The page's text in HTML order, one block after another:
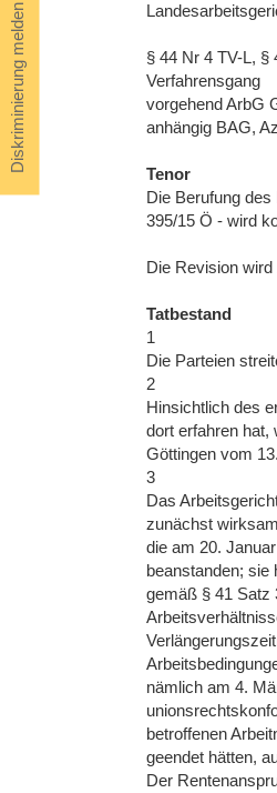
Diskriminierung melden
§ 44 Nr 4 TV-L, §
Verfahrensgang
vorgehend ArbG
anhängig BAG,
Tenor
Die Berufung
395/15 Ö - wird
Die Revision
Tatbestand
1
Die Parteien
2
Hinsichtlich des
dort erfahren hat,
Göttingen vom
3
Das
zunächst
die am 20.
beanstanden; sie
gemäß § 41 Satz
nämlich am 4.
betroffenen
geendet hätten,
Der